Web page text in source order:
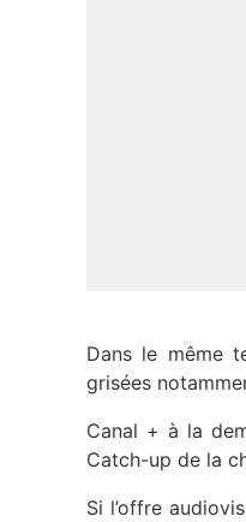
Dans le même
grisées
Canal + à la
Catch-up de la
Si l’offre